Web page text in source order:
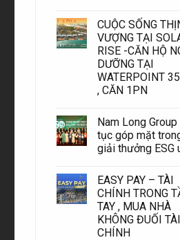
CUỘC SỐNG
VƯỢNG TẠI
RISE -CĂN HỘ
DƯỠNG TẠI
WATERPOINT
, CĂN 1PN
Nam Long
tục góp mặt
giải thưởng ESG
EASY PAY – TÀI
CHÍNH TRONG
TAY , MUA NHÀ
KHÔNG ĐUỐI TÀI
CHÍNH